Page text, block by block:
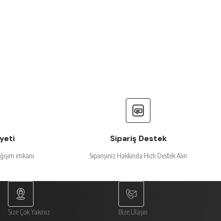
imkanı
Sipariş Destek
Siparişiniz Hakkında Hızlı Destek Alın
Size Çok Yakınız Bize Ulaşın